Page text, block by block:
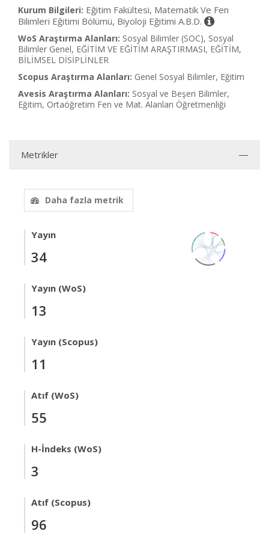
Kurum Bilgileri: Eğitim Fakültesi, Matematik Ve Fen
Bilimleri Eğitimi Bölümü, Biyoloji Eğitimi A.B.D.
WoS Araştırma Alanları: Sosyal Bilimler (SOC), Sosyal
Bilimler Genel, EĞİTİM VE EĞİTİM ARAŞTIRMASI, EĞİTİM,
BİLİMSEL DİSİPLİNLER
Scopus Araştırma Alanları: Genel Sosyal Bilimler, Eğitim
Avesis Araştırma Alanları: Sosyal ve Beşeri Bilimler,
Eğitim, Ortaöğretim Fen ve Mat. Alanları Öğretmenliği
Metrikler
Daha fazla metrik
Yayın
34
Yayın (WoS)
13
Yayın (Scopus)
11
Atıf (WoS)
55
H-İndeks (WoS)
3
Atıf (Scopus)
96